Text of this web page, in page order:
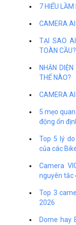
7 HIỂU
CAMERA AI
TẠI SAO
TOÀN CẦU?
NHẬN
THẾ NÀO?
CAMERA AI
5 mẹo
động ổn
Top 5 lý
của các
Camera
nguyên tắc
Top 3
2026
Dome hay